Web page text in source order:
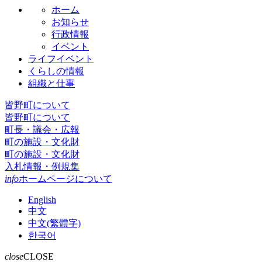
ホーム
お知らせ
行政情報
イベント
ライフイベント
くらしの情報
組織と仕事
皆野町について
皆野町について
町長・議会・広報
町の施設・文化財
町の施設・文化財
入札情報・例規集
infoホームページについて
English
中文
中文(繁體字)
한국어
closeCLOSE